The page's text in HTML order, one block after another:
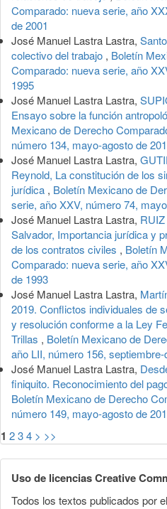
Comparado: nueva serie, año
de 2001
José Manuel Lastra Lastra,
colectivo del trabajo , Boletín
Comparado: nueva serie, año
1995
José Manuel Lastra Lastra,
Ensayo sobre la función
Mexicano de Derecho
número 134, mayo-agosto de
José Manuel Lastra Lastra,
Reynold, La constitución de los
jurídica , Boletín Mexicano de
serie, año XXV, número 74,
José Manuel Lastra Lastra,
Salvador, Importancia jurídica y
de los contratos civiles , Boletín
Comparado: nueva serie, año
de 1993
José Manuel Lastra Lastra,
2019. Conflictos individuales de
y resolución conforme a la Ley
Trillas , Boletín Mexicano de
año LII, número 156,
José Manuel Lastra Lastra,
finiquito. Reconocimiento del
Boletín Mexicano de Derecho
número 149, mayo-agosto de
1 234 > >>
Uso de licencias Creative
Todos los textos publicados por